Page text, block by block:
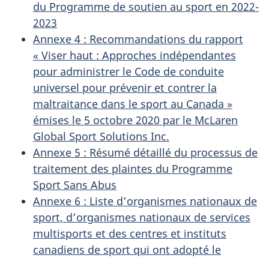
du Programme de soutien au sport en 2022-
2023
Annexe 4 : Recommandations du rapport
« Viser haut : Approches indépendantes
pour administrer le Code de conduite
universel pour prévenir et contrer la
maltraitance dans le sport au Canada »
émises le 5 octobre 2020 par le McLaren
Global Sport Solutions Inc.
Annexe 5 : Résumé détaillé du processus de
traitement des plaintes du Programme
Sport Sans Abus
Annexe 6 : Liste d’organismes nationaux de
sport, d’organismes nationaux de services
multisports et des centres et instituts
canadiens de sport qui ont adopté le